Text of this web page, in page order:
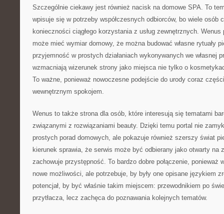
Szczególnie ciekawy jest również nacisk na domowe SPA. To
wpisuje się w potrzeby współczesnych odbiorców, bo wiele osób
konieczności ciągłego korzystania z usług zewnętrznych.
może mieć wymiar domowy, że można budować własne rytuały
przyjemność w prostych działaniach wykonywanych we własnej
wzmacniają wizerunek strony jako miejsca nie tylko o
To ważne, ponieważ nowoczesne podejście do urody coraz
wewnętrznym spokojem.
Wenus to także strona dla osób, które interesują się tematami
związanymi z rozwiązaniami beauty. Dzięki temu portal nie
prostych porad domowych, ale pokazuje również szerszy świat
kierunek sprawia, że serwis może być odbierany jako otwarty na
zachowuje przystępność. To bardzo dobre połączenie, ponieważ
nowe możliwości, ale potrzebuje, by były one opisane językiem
potencjał, by być właśnie takim miejscem: przewodnikiem po
przytłacza, lecz zachęca do poznawania kolejnych tematów.